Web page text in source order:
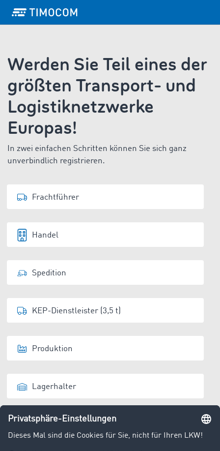
Werden Sie Teil eines der
größten Transport- und
Logistiknetzwerke
Europas!
In zwei einfachen Schritten können Sie sich ganz
unverbindlich registrieren.
Frachtführer
Handel
Spedition
KEP-Dienstleister (3,5 t)
Produktion
Lagerhalter
Entsorger